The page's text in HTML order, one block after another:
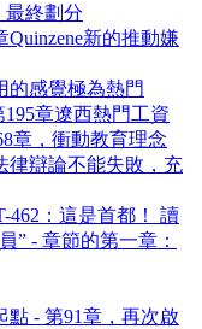
最終劃分
新的推動嫌
的感覺極為熱門
章遼西熱門工資
章，衝動教育理念
律辯論不能失敗，充
462：這是首都！ 讀
” - 章節的第一章：
點 - 第91章，再次啟